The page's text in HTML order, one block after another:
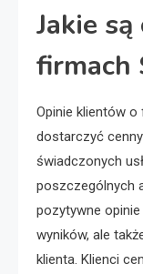
Jakie
firmach
Opinie klientów o
dostarczyć
świadczonych
poszczególnych
pozytywne
wyników, ale
klienta. Klienci